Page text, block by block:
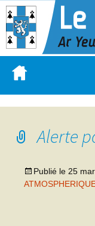
Alerte
Publié le 25